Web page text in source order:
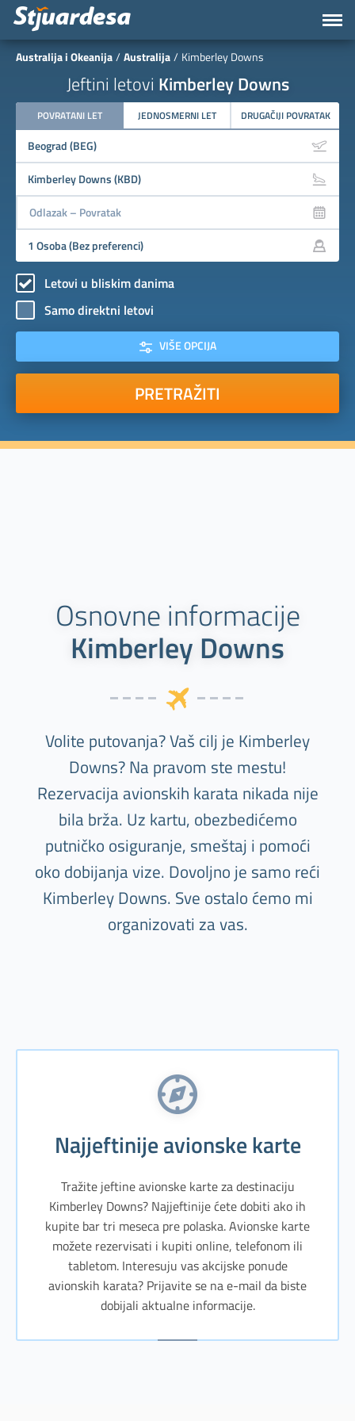
Australija i Okeanija Australija Kimberley Downs
Jeftini letovi Kimberley Downs
POVRATANI LET JEDNOSMERNI LET DRUGAČIJI POVRATAK
Letovi u bliskim danima
Samo direktni letovi
VIŠE OPCIJA
PRETRAŽITI
Osnovne informacije
Kimberley Downs
Volite putovanja? Vaš cilj je Kimberley
Downs? Na pravom ste mestu!
Rezervacija avionskih karata nikada nije
bila brža. Uz kartu, obezbedićemo
putničko osiguranje, smeštaj i pomoći
oko dobijanja vize. Dovoljno je samo reći
Kimberley Downs. Sve ostalo ćemo mi
organizovati za vas.
Najjeftinije avionske karte
Tražite jeftine avionske karte za destinaciju
Kimberley Downs? Najjeftinije ćete dobiti ako ih
kupite bar tri meseca pre polaska. Avionske karte
možete rezervisati i kupiti online, telefonom ili
tabletom. Interesuju vas akcijske ponude
avionskih karata? Prijavite se na e-mail da biste
dobijali aktualne informacije.